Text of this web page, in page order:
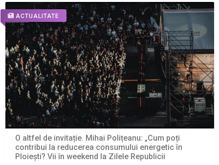
ACTUALITATE
O altfel de invitație. Mihai Polițeanu: „Cum poți
contribui la reducerea consumului energetic în
Ploiești? Vii în weekend la Zilele Republicii